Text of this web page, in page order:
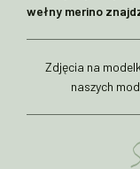
wełny merino
Zdjęcia na
naszych